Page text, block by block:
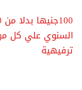
السنوي علي كل من
ترفيهية